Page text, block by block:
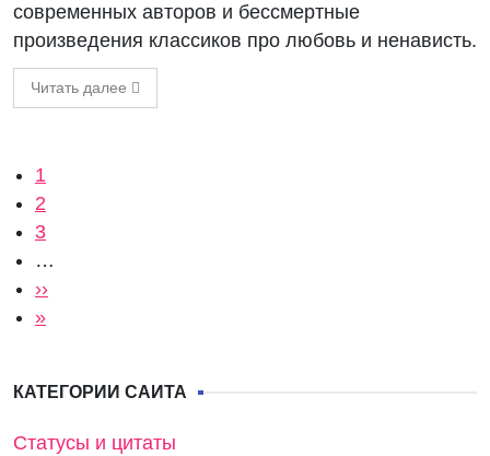
современных авторов и бессмертные
произведения классиков про любовь и ненависть.
Читать далее
Нумерация страниц
Текущая страница
1
Страница
2
Страница
3
…
Следующая страница
››
Последняя страница
»
КАТЕГОРИИ САЙТА
Статусы и цитаты